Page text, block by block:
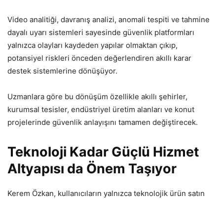
Video analitiği, davranış analizi, anomali tespiti ve tahmine
dayalı uyarı sistemleri sayesinde güvenlik platformları
yalnızca olayları kaydeden yapılar olmaktan çıkıp,
potansiyel riskleri önceden değerlendiren akıllı karar
destek sistemlerine dönüşüyor.
Uzmanlara göre bu dönüşüm özellikle akıllı şehirler,
kurumsal tesisler, endüstriyel üretim alanları ve konut
projelerinde güvenlik anlayışını tamamen değiştirecek.
Teknoloji Kadar Güçlü Hizmet
Altyapısı da Önem Taşıyor
Kerem Özkan, kullanıcıların yalnızca teknolojik ürün satın